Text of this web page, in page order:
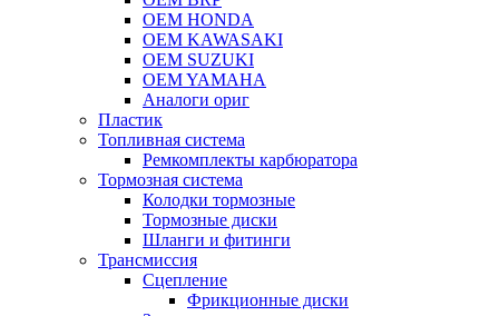
OEM HONDA
OEM KAWASAKI
OEM SUZUKI
OEM YAMAHA
Аналоги ориг
Пластик
Топливная система
Ремкомплекты карбюратора
Тормозная система
Колодки тормозные
Тормозные диски
Шланги и фитинги
Трансмиссия
Cцепление
Фрикционные диски